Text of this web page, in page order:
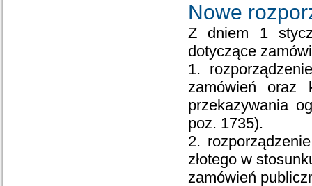
Nowe
Z dniem 1
dotyczące
1.
zamówień oraz
przekazywania
poz. 1735).
2.
złotego w
zamówień